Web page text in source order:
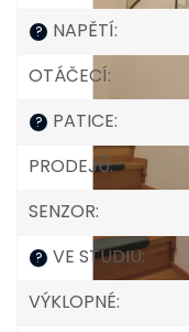
? NAPĚTÍ:
OTÁČECÍ:
? PATICE:
PRODEJŮ:
SENZOR:
? VE STUDIU:
VÝKLOPNÉ: